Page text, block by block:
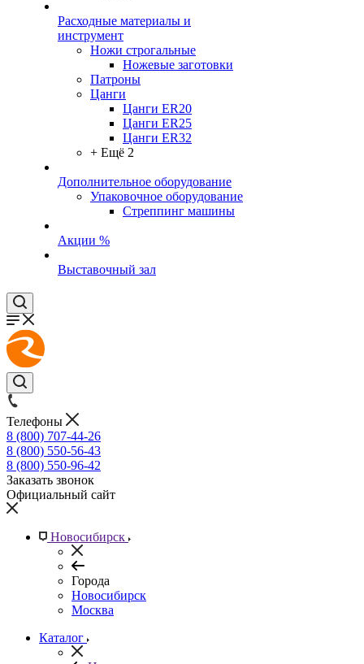
Расходные материалы и
инструмент
Ножи строгальные
Ножевые заготовки
Патроны
Цанги
Цанги ER20
Цанги ER25
Цанги ER32
+ Ещё 2
Дополнительное оборудование
Упаковочное оборудование
Стреппинг машины
Акции %
Выставочный зал
Телефоны
8 (800) 707-44-26
8 (800) 550-56-43
8 (800) 550-96-42
Заказать звонок
Официальный сайт
Новосибирск
Города
Новосибирск
Москва
Каталог